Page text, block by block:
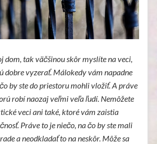
dom, tak väčšinou skôr myslíte na veci,
dobre vyzerať. Málokedy vám napadne
by ste do priestoru mohli vložiť. A práve
robí naozaj veľmi veľa ľudí. Nemôžete
veci ani také, ktoré vám zaistia
Práve to je niečo, na čo by ste mali
a neodkladať to na neskôr. Môže sa